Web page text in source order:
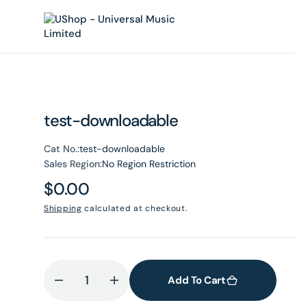
test-downloadable
Cat No.:test-downloadable
Sales Region:No Region Restriction
Regular
price
$0.00
Shipping calculated at checkout.
Decrease
Increase
Add To Cart